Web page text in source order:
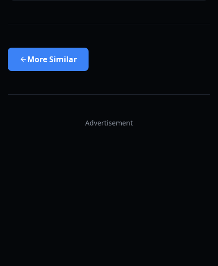
MoreSimilar
Advertisement